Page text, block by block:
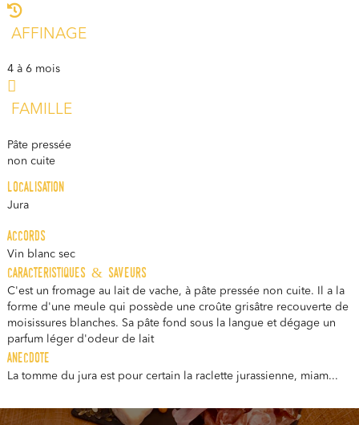
AFFINAGE
4 à 6 mois
FAMILLE
Pâte pressée
non cuite
localisation
Jura
accords
Vin blanc sec
caracteristiques & saveurs
C'est un fromage au lait de vache, à pâte pressée non cuite. Il a la
forme d'une meule qui possède une croûte grisâtre recouverte de
moisissures blanches. Sa pâte fond sous la langue et dégage un
parfum léger d'odeur de lait
anecdote
La tomme du jura est pour certain la raclette jurassienne, miam...